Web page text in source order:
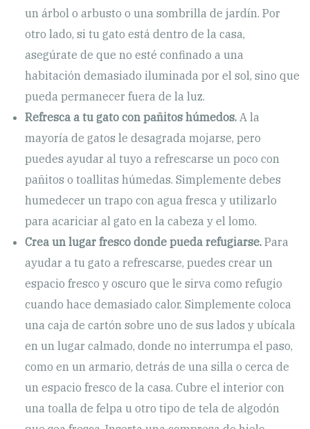
un árbol o arbusto o una sombrilla de jardín. Por
otro lado, si tu gato está dentro de la casa,
asegúrate de que no esté confinado a una
habitación demasiado iluminada por el sol, sino que
pueda permanecer fuera de la luz.
Refresca a tu gato con pañitos húmedos.A la
mayoría de gatos le desagrada mojarse, pero
puedes ayudar al tuyo a refrescarse un poco con
pañitos o toallitas húmedas. Simplemente debes
humedecer un trapo con agua fresca y utilizarlo
para acariciar al gato en la cabeza y el lomo.
Crea un lugar fresco donde pueda refugiarse.Para
ayudar a tu gato a refrescarse, puedes crear un
espacio fresco y oscuro que le sirva como refugio
cuando hace demasiado calor. Simplemente coloca
una caja de cartón sobre uno de sus lados y ubícala
en un lugar calmado, donde no interrumpa el paso,
como en un armario, detrás de una silla o cerca de
un espacio fresco de la casa. Cubre el interior con
una toalla de felpa u otro tipo de tela de algodón